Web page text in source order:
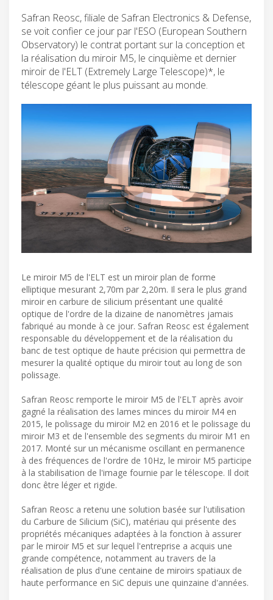
Safran Reosc, filiale de Safran Electronics & Defense,
se voit confier ce jour par l'ESO (European Southern
Observatory) le contrat portant sur la conception et
la réalisation du miroir M5, le cinquième et dernier
miroir de l'ELT (Extremely Large Telescope)*, le
télescope géant le plus puissant au monde.
Le miroir M5 de l'ELT est un miroir plan de forme
elliptique mesurant 2,70m par 2,20m. Il sera le plus grand
miroir en carbure de silicium présentant une qualité
optique de l'ordre de la dizaine de nanomètres jamais
fabriqué au monde à ce jour. Safran Reosc est également
responsable du développement et de la réalisation du
banc de test optique de haute précision qui permettra de
mesurer la qualité optique du miroir tout au long de son
polissage.
Safran Reosc remporte le miroir M5 de l'ELT après avoir
gagné la réalisation des lames minces du miroir M4 en
2015, le polissage du miroir M2 en 2016 et le polissage du
miroir M3 et de l'ensemble des segments du miroir M1 en
2017. Monté sur un mécanisme oscillant en permanence
à des fréquences de l'ordre de 10Hz, le miroir M5 participe
à la stabilisation de l'image fournie par le télescope. Il doit
donc être léger et rigide.
Safran Reosc a retenu une solution basée sur l'utilisation
du Carbure de Silicium (SiC), matériau qui présente des
propriétés mécaniques adaptées à la fonction à assurer
par le miroir M5 et sur lequel l'entreprise a acquis une
grande compétence, notamment au travers de la
réalisation de plus d'une centaine de miroirs spatiaux de
haute performance en SiC depuis une quinzaine d'années.